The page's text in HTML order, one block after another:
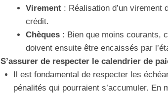
Virement : Réalisation d’un
crédit.
Chèques : Bien que moins courants,
doivent ensuite être encaissés par
S’assurer de respecter le calendrier de
Il est fondamental de respecter les
pénalités qui pourraient s’accumuler. En